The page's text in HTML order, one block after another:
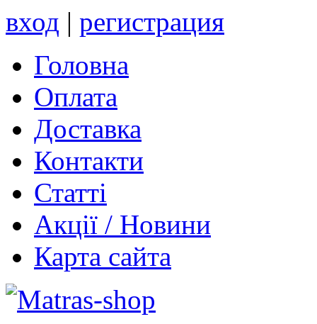
вход | регистрация
Головна
Оплата
Доставка
Контакти
Статті
Акції / Новини
Карта сайта